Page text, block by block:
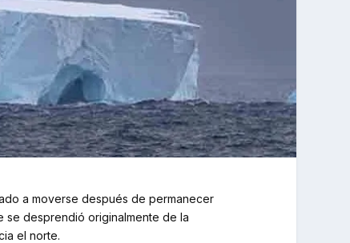
a moverse después de permanecer
se desprendió originalmente de la
el norte.